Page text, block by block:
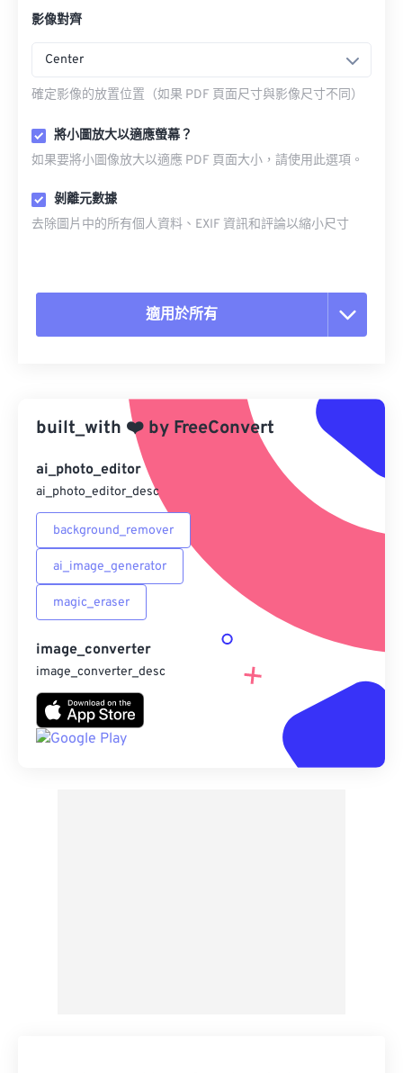
影像對齊
Center
確定影像的放置位置（如果 PDF 頁面尺寸與影像尺寸不同）
將小圖放大以適應螢幕？
如果要將小圖像放大以適應 PDF 頁面大小，請使用此選項。
剝離元數據
去除圖片中的所有個人資料、EXIF 資訊和評論以縮小尺寸
適用於所有
另存為預設
built_with ❤️ by FreeConvert
ai_photo_editor
ai_photo_editor_desc
background_remover
ai_image_generator
magic_eraser
image_converter
image_converter_desc